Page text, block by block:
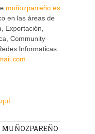
muñozparreño.es
en las áreas de
Exportación,
Community
Informaticas.